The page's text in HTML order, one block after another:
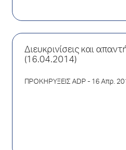
Διευκρινίσεις και
(16.04.2014)
ΠΡΟΚΗΡΥΞΕΙΣ ADP - 16 Απρ.